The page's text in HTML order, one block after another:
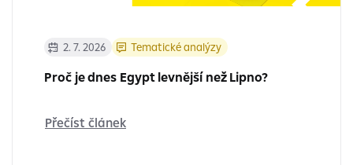
Tematické analýzy
2. 7. 2026
Proč je dnes Egypt levnější než Lipno?
Přečíst článek